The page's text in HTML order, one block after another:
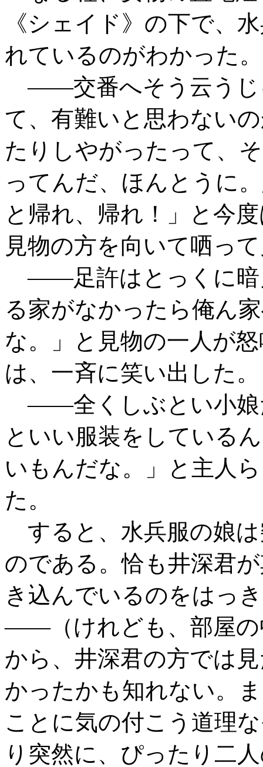
《シェイド》の下で、
れているのがわかった。
――交番へそう云うじ
て、有難いと思わない
たりしやがったって、
ってんだ、ほんとうに
と帰れ、帰れ！」と今
見物の方を向いて哂っ
――足許はとっくに暗
る家がなかったら俺ん
な。」と見物の一人が
は、一斉に笑い出した。
――全くしぶとい小娘
といい服装をしている
いもんだな。」と主人
た。
すると、水兵服の娘
のである。恰も井深君
き込んでいるのをはっ
――（けれども、部屋の
から、井深君の方では
かったかも知れない。
ことに気の付こう道理
り突然に、ぴったり二